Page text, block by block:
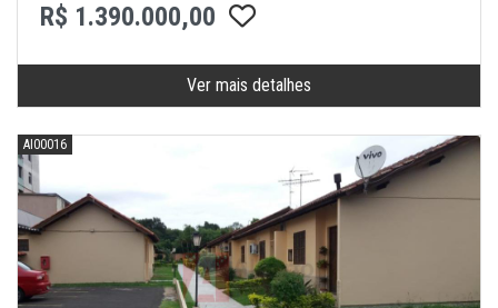
R$ 1.390.000,00
Ver mais detalhes
AI00016